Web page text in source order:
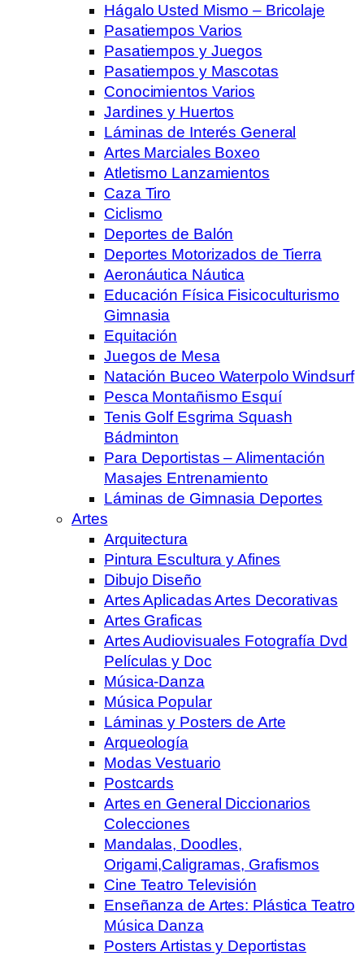
Hágalo Usted Mismo – Bricolaje
Pasatiempos Varios
Pasatiempos y Juegos
Pasatiempos y Mascotas
Conocimientos Varios
Jardines y Huertos
Láminas de Interés General
Artes Marciales Boxeo
Atletismo Lanzamientos
Caza Tiro
Ciclismo
Deportes de Balón
Deportes Motorizados de Tierra
Aeronáutica Náutica
Educación Física Fisicoculturismo
Gimnasia
Equitación
Juegos de Mesa
Natación Buceo Waterpolo Windsurf
Pesca Montañismo Esquí
Tenis Golf Esgrima Squash
Bádminton
Para Deportistas – Alimentación
Masajes Entrenamiento
Láminas de Gimnasia Deportes
Artes
Arquitectura
Pintura Escultura y Afines
Dibujo Diseño
Artes Aplicadas Artes Decorativas
Artes Graficas
Artes Audiovisuales Fotografía Dvd
Películas y Doc
Música-Danza
Música Popular
Láminas y Posters de Arte
Arqueología
Modas Vestuario
Postcards
Artes en General Diccionarios
Colecciones
Mandalas, Doodles,
Origami,Caligramas, Grafismos
Cine Teatro Televisión
Enseñanza de Artes: Plástica Teatro
Música Danza
Posters Artistas y Deportistas